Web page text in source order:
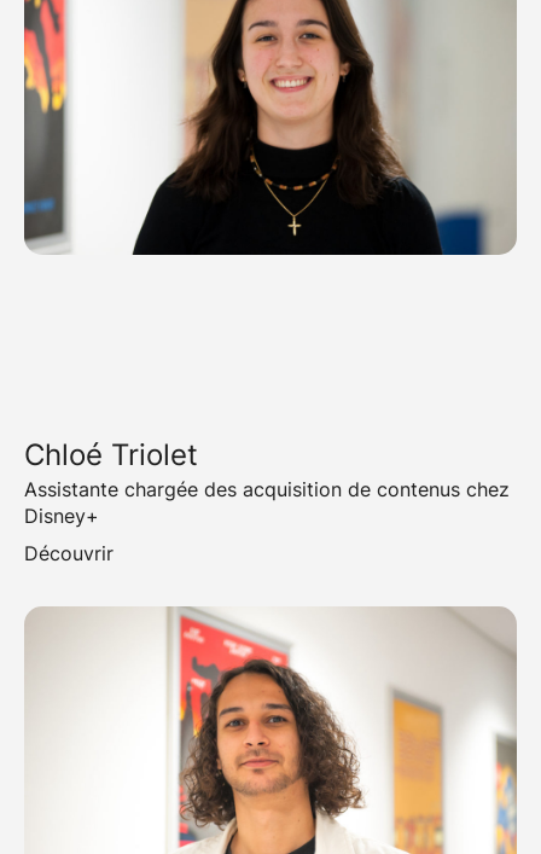
Chloé Triolet
Assistante chargée des acquisition de contenus chez
Disney+
Découvrir